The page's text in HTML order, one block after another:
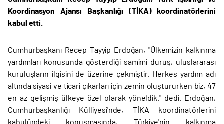
Koordinasyon Ajansı Başkanlığı (TİKA) koordinatörlerini
kabul etti.
Cumhurbaşkanı Recep Tayyip Erdoğan, "Ülkemizin kalkınma
yardımları konusunda gösterdiği samimi duruş, uluslararası
kuruluşların ilgisini de üzerine çekmiştir. Herkes yardım adı
altında siyasi ve ticari çıkarları için zemin oluştururken biz, 47
en az gelişmiş ülkeye özel olarak yöneldik." dedi. Erdoğan,
Cumhurbaşkanlığı Külliyesi'nde, TİKA koordinatörlerini
kabulündeki konuşmasında, Türkiye'nin kalkınma